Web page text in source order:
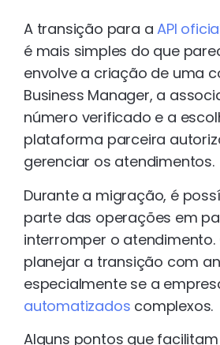
A transição para aAPI
é mais simples do que
envolve a criação de uma
Business Manager, a
número verificado e a
plataforma parceira
gerenciar os atendimentos.
Durante a migração, é
parte das operações em
interromper o
planejar a transição com
especialmente se a
automatizados complexos.
Alguns pontos que